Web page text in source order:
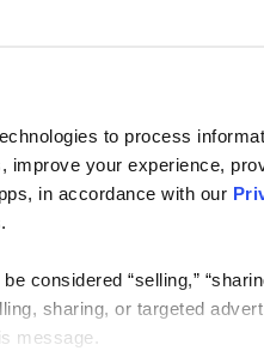
to process
improve your experience,
in accordance with our
considered “selling,”
sharing, or targeted
message.